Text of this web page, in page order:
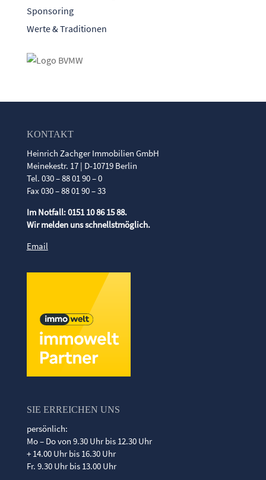
Sponsoring
Werte & Traditionen
KONTAKT
Heinrich Zachger Immobilien GmbH
Meinekestr. 17 | D-10719 Berlin
Tel. 030 – 88 01 90 – 0
Fax 030 – 88 01 90 – 33
Im Notfall: 0151 10 86 15 88.
Wir melden uns schnellstmöglich.
Email
SIE ERREICHEN UNS
persönlich:
Mo – Do von 9.30 Uhr bis 12.30 Uhr
+ 14.00 Uhr bis 16.30 Uhr
Fr. 9.30 Uhr bis 13.00 Uhr